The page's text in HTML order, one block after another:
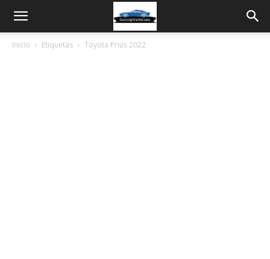
Inicio Etiquetas Toyota Prius 2022